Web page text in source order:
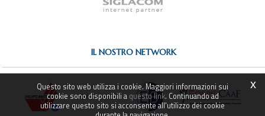
x
Questo sito web utilizza i cookie. Maggiori informazioni sui
cookie sono disponibili a questo link. Continuando ad
utilizzare questo sito si acconsente all'utilizzo dei cookie
IL NOSTRO NETWORK